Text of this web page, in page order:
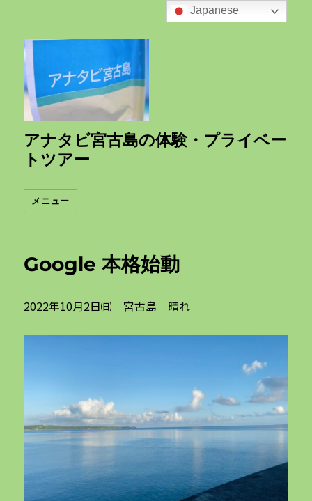
アナタビ宮古島の体験・プライベー
トツアー
メニュー
Google 本格始動
2022年10月2日㈰ 宮古島 晴れ
Japanese